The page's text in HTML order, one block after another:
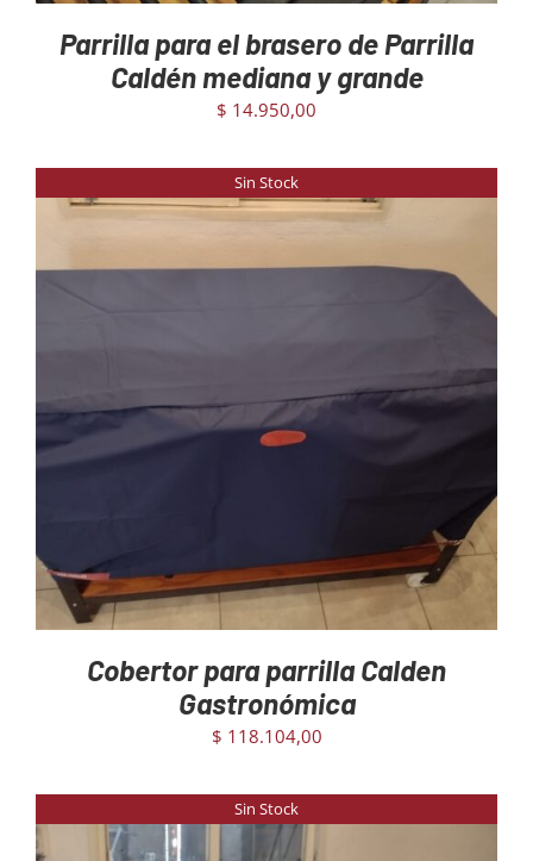
Parrilla para el brasero de Parrilla
Caldén mediana y grande
$ 14.950,00
Sin Stock
DETAILS
Cobertor para parrilla Calden
Gastronómica
$ 118.104,00
Sin Stock